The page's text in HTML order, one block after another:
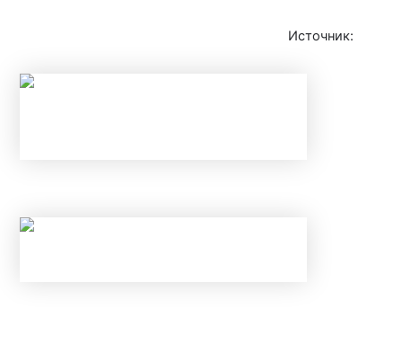
Источник: